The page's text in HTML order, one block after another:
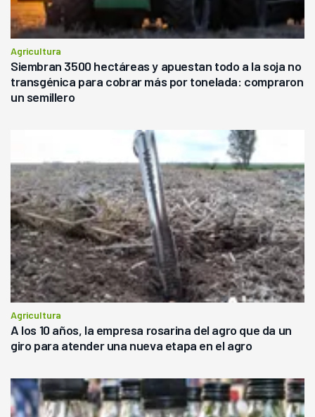
Agricultura
Siembran 3500 hectáreas y apuestan todo a la soja no
transgénica para cobrar más por tonelada: compraron
un semillero
Agricultura
A los 10 años, la empresa rosarina del agro que da un
giro para atender una nueva etapa en el agro